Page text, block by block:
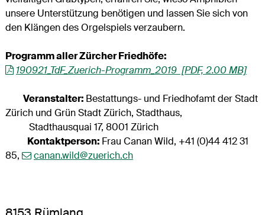
unsere Unterstützung benötigen und lassen Sie sich von
den Klängen des Orgelspiels verzaubern.
Programm aller Zürcher Friedhöfe:
190921_TdF_Zuerich-Programm_2019 [PDF, 2.00 MB]
Veranstalter: Bestattungs- und Friedhofamt der Stadt
Zürich und Grün Stadt Zürich, Stadthaus,
Stadthausquai 17, 8001 Zürich
Kontaktperson: Frau Canan Wild, +41 (0)44 412 31
85,
canan.wild@zuerich.ch